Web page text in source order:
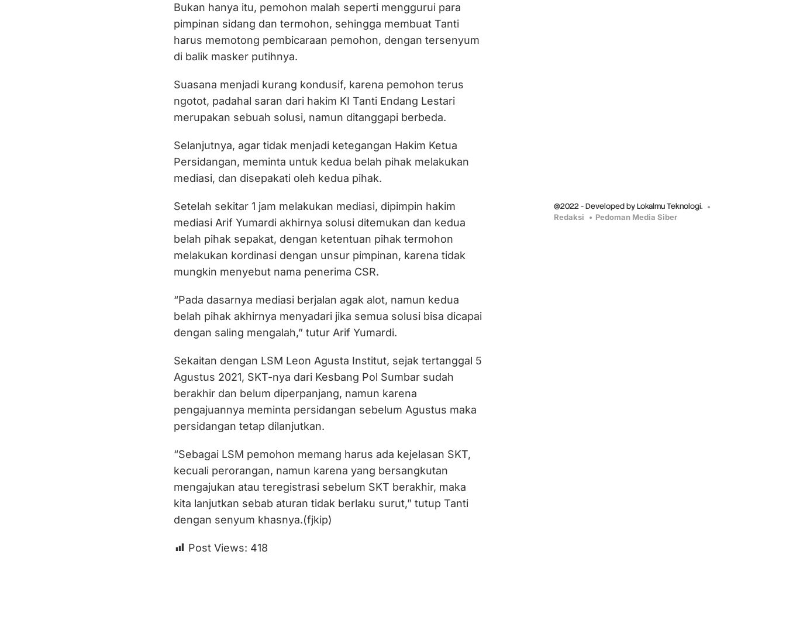
Bukan hanya itu, pemohon malah seperti menggurui para
pimpinan sidang dan termohon, sehingga membuat Tanti
harus memotong pembicaraan pemohon, dengan tersenyum
di balik masker putihnya.
Suasana menjadi kurang kondusif, karena pemohon terus
ngotot, padahal saran dari hakim KI Tanti Endang Lestari
merupakan sebuah solusi, namun ditanggapi berbeda.
Selanjutnya, agar tidak menjadi ketegangan Hakim Ketua
Persidangan, meminta untuk kedua belah pihak melakukan
mediasi, dan disepakati oleh kedua pihak.
Setelah sekitar 1 jam melakukan mediasi, dipimpin hakim
mediasi Arif Yumardi akhirnya solusi ditemukan dan kedua
belah pihak sepakat, dengan ketentuan pihak termohon
melakukan kordinasi dengan unsur pimpinan, karena tidak
mungkin menyebut nama penerima CSR.
“Pada dasarnya mediasi berjalan agak alot, namun kedua
belah pihak akhirnya menyadari jika semua solusi bisa dicapai
dengan saling mengalah,” tutur Arif Yumardi.
Sekaitan dengan LSM Leon Agusta Institut, sejak tertanggal 5
Agustus 2021, SKT-nya dari Kesbang Pol Sumbar sudah
berakhir dan belum diperpanjang, namun karena
pengajuannya meminta persidangan sebelum Agustus maka
persidangan tetap dilanjutkan.
“Sebagai LSM pemohon memang harus ada kejelasan SKT,
kecuali perorangan, namun karena yang bersangkutan
mengajukan atau teregistrasi sebelum SKT berakhir, maka
kita lanjutkan sebab aturan tidak berlaku surut,” tutup Tanti
dengan senyum khasnya.(fjkip)
Post Views: 418
@2022 - Developed by Lokalmu Teknologi.
Redaksi Pedoman Media Siber